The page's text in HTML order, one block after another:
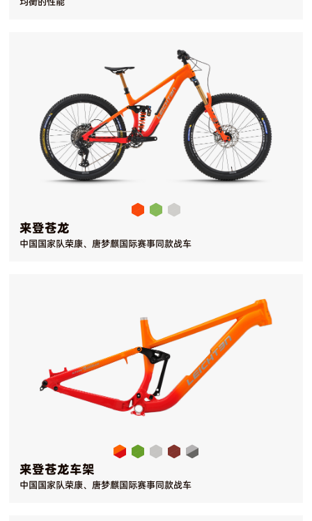
来登苍龙
中国国家队荣康、唐梦麒国际赛事同款战车
来登苍龙车架
中国国家队荣康、唐梦麒国际赛事同款战车